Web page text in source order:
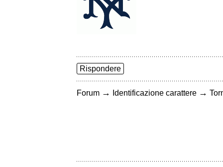
Rispondere
Forum → Identificazione carattere →